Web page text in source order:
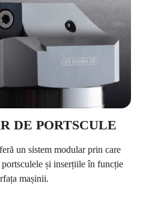
DE PORTSCULE
un sistem modular prin care
și inserțiile în funcție
mașinii.